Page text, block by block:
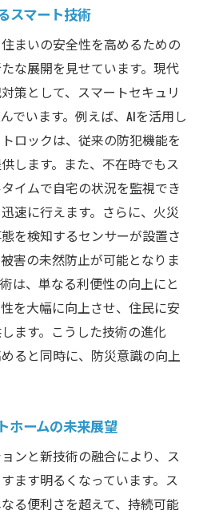
スマート技術
まいの安全性を高めるための
な展開を見せています。現代
策として、スマートセキュリ
でいます。例えば、AIを活用し
ロックは、従来の防犯機能を
します。また、不在時でもス
イムで自宅の状況を監視でき
速に行えます。さらに、火災
を検知するセンサーが設置さ
害の未然防止が可能となりま
は、単なる利便性の向上にと
を大幅に向上させ、住民に安
ます。こうした技術の進化
ると同時に、防災意識の向上
ホームの未来展望
ンと新技術の融合により、ス
ます明るくなっています。ス
る便利さを超えて、持続可能